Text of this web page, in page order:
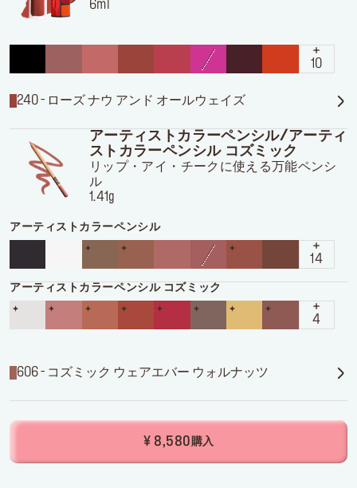
6ml
10
240 - ローズ ナウ アンド オールウェイズ
アーティストカラーペンシル/アーティ
ストカラーペンシル コズミック
リップ・アイ・チークに使える万能ペンシ
ル
1.41g
アーティストカラーペンシル
14
アーティストカラーペンシル コズミック
4
606 - コズミック ウェアエバー ウォルナッツ
¥ 8,580購入